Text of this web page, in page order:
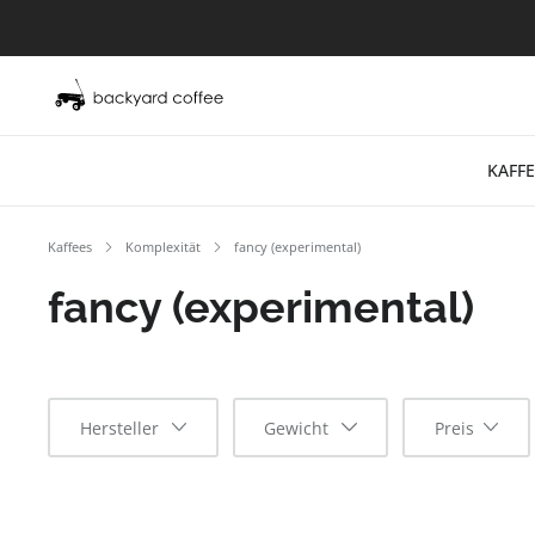
Kaffees Komplexität fancy (experimental)
fancy (experimental)
Hersteller Gewicht Preis